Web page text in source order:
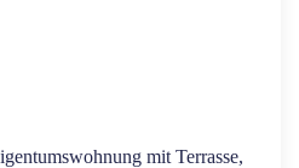
mit Terrasse,